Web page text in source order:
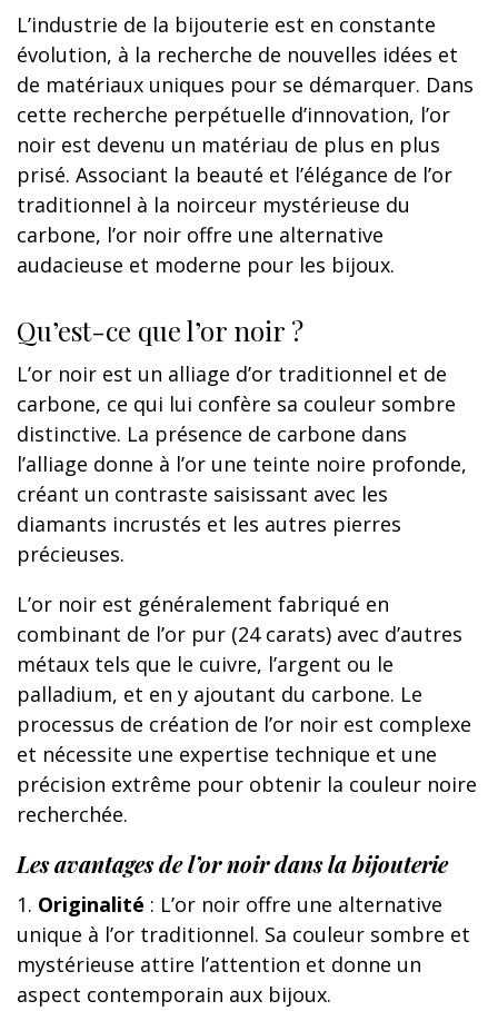
L’industrie de la bijouterie est en constante
évolution, à la recherche de nouvelles idées et
de matériaux uniques pour se démarquer. Dans
cette recherche perpétuelle d’innovation, l’or
noir est devenu un matériau de plus en plus
prisé. Associant la beauté et l’élégance de l’or
traditionnel à la noirceur mystérieuse du
carbone, l’or noir offre une alternative
audacieuse et moderne pour les bijoux.
Qu’est-ce que l’or noir ?
L’or noir est un alliage d’or traditionnel et de
carbone, ce qui lui confère sa couleur sombre
distinctive. La présence de carbone dans
l’alliage donne à l’or une teinte noire profonde,
créant un contraste saisissant avec les
diamants incrustés et les autres pierres
précieuses.
L’or noir est généralement fabriqué en
combinant de l’or pur (24 carats) avec d’autres
métaux tels que le cuivre, l’argent ou le
palladium, et en y ajoutant du carbone. Le
processus de création de l’or noir est complexe
et nécessite une expertise technique et une
précision extrême pour obtenir la couleur noire
recherchée.
Les avantages de l’or noir dans la bijouterie
1. Originalité : L’or noir offre une alternative
unique à l’or traditionnel. Sa couleur sombre et
mystérieuse attire l’attention et donne un
aspect contemporain aux bijoux.